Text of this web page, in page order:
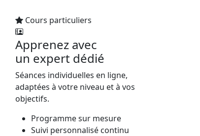
Cours particuliers
Apprenez avec
un expert dédié
Séances individuelles en ligne,
adaptées à votre niveau et à vos
objectifs.
Programme sur mesure
Suivi personnalisé continu